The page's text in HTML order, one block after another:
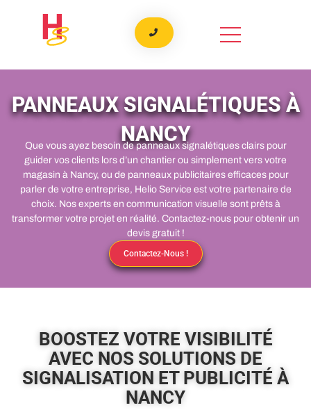
PANNEAUX SIGNALÉTIQUES À
NANCY
Que vous ayez besoin de panneaux signalétiques clairs pour
guider vos clients lors d’un chantier ou simplement vers votre
magasin à Nancy, ou de panneaux publicitaires efficaces pour
parler de votre entreprise, Helio Service est votre partenaire de
choix. Nos experts en communication visuelle sont prêts à
transformer votre projet en réalité. Contactez-nous pour obtenir un
devis gratuit !
Contactez-Nous !
BOOSTEZ VOTRE VISIBILITÉ
AVEC NOS SOLUTIONS DE
SIGNALISATION ET PUBLICITÉ À
NANCY